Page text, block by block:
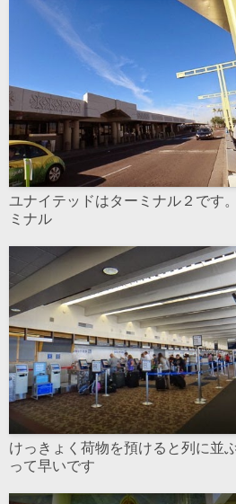
ユナイテッドはターミナル２です
ミナル
けっきょく荷物を預けると列に並
って早いです